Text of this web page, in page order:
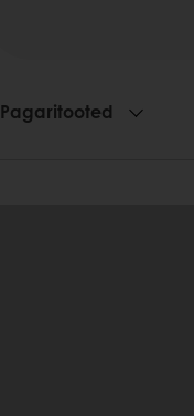
Pagaritooted